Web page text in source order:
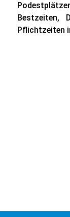
Bestzeiten,
Pflichtzeiten